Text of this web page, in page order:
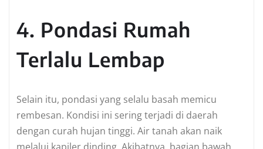
4. Pondasi Rumah
Terlalu Lembap
Selain itu, pondasi yang selalu basah memicu
rembesan. Kondisi ini sering terjadi di daerah
dengan curah hujan tinggi. Air tanah akan naik